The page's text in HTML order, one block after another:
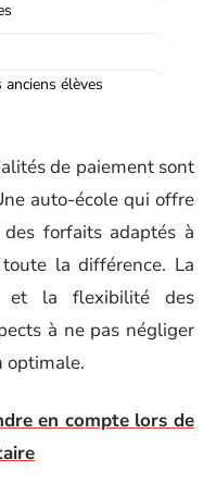
élèves
de paiement sont
auto-école qui offre
forfaits adaptés à
la différence. La
et la flexibilité des
à ne pas négliger
optimale.
en compte lors de